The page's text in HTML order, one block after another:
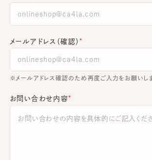
メールアドレス（確認）
※メールアドレス確認のため再度ご入力をお願いしま
お問い合わせ内容